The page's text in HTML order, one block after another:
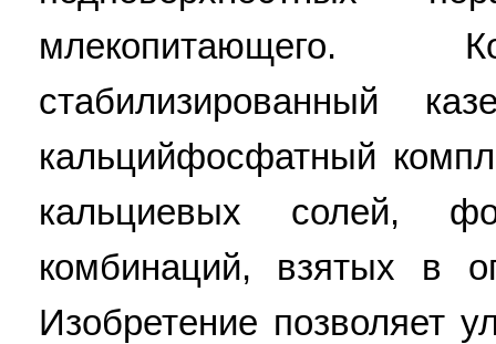
млекопитающего.
стабилизированный
кальцийфосфатный
кальциевых солей,
комбинаций, взятых в
Изобретение позволяет